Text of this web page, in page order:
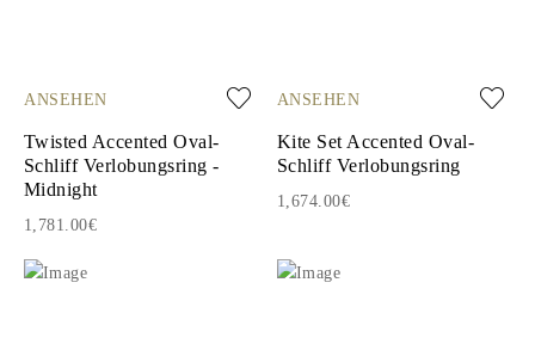
ANSEHEN
Twisted Accented Oval-
Schliff Verlobungsring -
Midnight
1,781.00€
ANSEHEN
Kite Set Accented Oval-
Schliff Verlobungsring
1,674.00€